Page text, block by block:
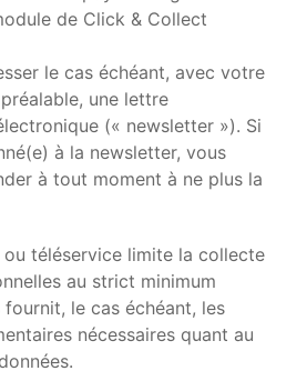
de Click & Collect
le cas échéant, avec votre
une lettre
(« newsletter »). Si
à la newsletter, vous
à tout moment à ne plus la
téléservice limite la collecte
au strict minimum
le cas échéant, les
nécessaires quant au